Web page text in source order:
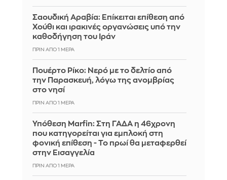
Σαουδική Αραβία: Επίκειται επίθεση από
Χούθι και ιρακινές οργανώσεις υπό την
καθοδήγηση του Ιράν
ΠΡΙΝ ΑΠΌ 1 ΜΈΡΑ
Πουέρτο Ρίκο: Νερό με το δελτίο από
την Παρασκευή, λόγω της ανομβρίας
στο νησί
ΠΡΙΝ ΑΠΌ 1 ΜΈΡΑ
Υπόθεση Marfin: Στη ΓΑΔΑ η 46χρονη
που κατηγορείται για εμπλοκή στη
φονική επίθεση - Το πρωί θα μεταφερθεί
στην Εισαγγελία
ΠΡΙΝ ΑΠΌ 1 ΜΈΡΑ